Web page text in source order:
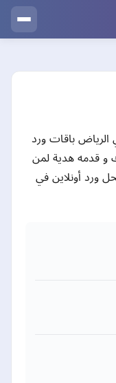
الرياض باقات ورد
و قدمه هدية لمن
ورد أونلاين في